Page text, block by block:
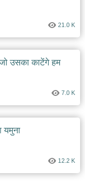
21.0 K
उसका काटेंगे हम
7.0 K
यमुना
12.2 K